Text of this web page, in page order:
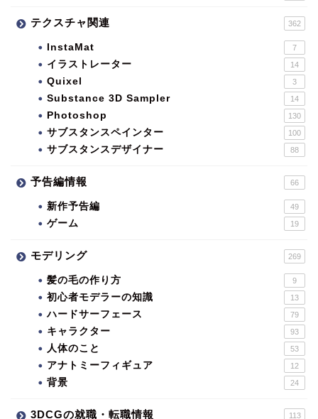
テクスチャ関連 362
InstaMat 7
イラストレーター 14
Quixel 3
Substance 3D Sampler 14
Photoshop 130
サブスタンスペインター 100
サブスタンスデザイナー 88
予告編情報 66
新作予告編 49
ゲーム 19
モデリング 269
髪の毛の作り方 9
初心者モデラーの知識 13
ハードサーフェース 79
キャラクター 93
人体のこと 53
アナトミーフィギュア 12
背景 24
3DCGの就職・転職情報 113